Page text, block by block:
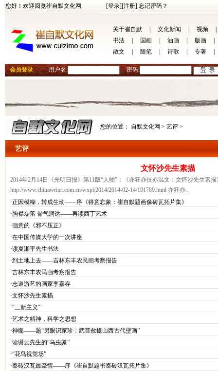
您好！欢迎阅览崔自默文化网 [登录][注册] 忘记密码？
关于崔自默 文化新闻 视频
书法
国画 油画 版画
散文
随笔 诗歌 专著
会员登录 用户名: 密码:
您的位置： 自默文化网 > 艺评 >
艺评
文怀沙先生素描
2014年2月14日《光明日报》第11版“人物”：《亦狂亦侠亦温文：文怀沙先生素
http://www.chinawriter.com.cn/wxpl/2014/2014-02-14/191789.html 亦狂亦..
·正因模糊，转成生动——序《得意忘象：崔自默题画像砖瓦拓片集》
·胸襟磊落 骨气洞达——再读西丁艺术
·画意的《邪不压正》
·在中国传媒大学的一次讲座
·读夏湘平先生书法
·到土地上去——吉林东丰农民画考察报告
·吉林东丰农民画考察报告
·志道游艺的画家李嘉存
·文怀沙先生素描
·“三新主义”
·艺术之精神，科学之思想
·神髓——题“另眼识家珍：武普敖摄山西古代壁画”
·读谢云先生的“鸟虫篆”
·“花鸟视觉场”
·秦砖汉瓦最牵情——序《崔自默题书秦砖汉瓦拓片集》